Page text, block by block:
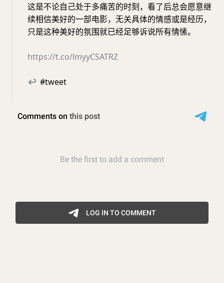
这是不论自己处于多痛苦的时刻，看了后总会愿意继
续相信美好的一部电影，无关具体的情感或是经历，
只是这种美好的氛围就已经足够诉说所有情愫。
https://t.co/lmyyCSATRZ
↩ #tweet